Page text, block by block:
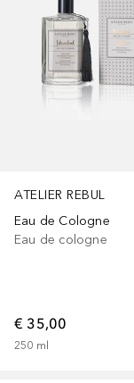
ATELIER REBUL
Eau de Cologne
Eau de cologne
€ 35,00
250 ml